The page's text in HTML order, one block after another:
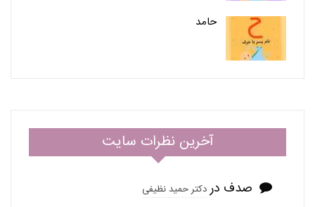
حامد
آخرین نظرات سایت
صدف دردکتر حمید نظیفی